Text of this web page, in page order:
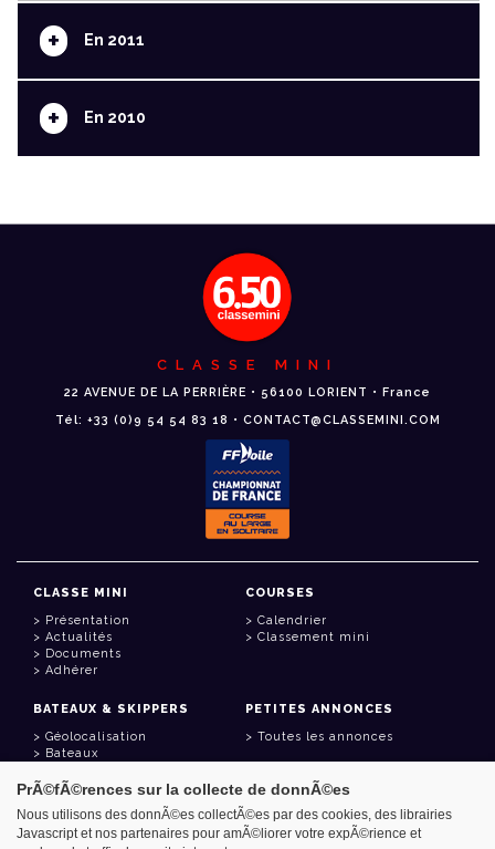
+ En 2011
+ En 2010
CLASSE MINI
22 AVENUE DE LA PERRIÈRE • 56100 LORIENT • France
Tél: +33 (0)9 54 54 83 18 • CONTACT@CLASSEMINI.COM
CLASSE MINI
Présentation
Actualités
Documents
Adhérer
COURSES
Calendrier
Classement mini
BATEAUX & SKIPPERS
Géolocalisation
Bateaux
PETITES ANNONCES
Toutes les annonces
LIENS UTILES
Espace adhérent
PrÃ©fÃ©rences sur la collecte de donnÃ©es
Nous utilisons des donnÃ©es collectÃ©es par des cookies, des librairies
Javascript et nos partenaires pour amÃ©liorer votre expÃ©rience et